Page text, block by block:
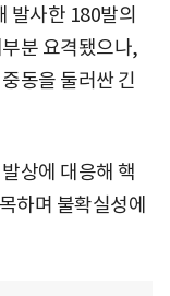
발사한 180발의
분 요격됐으나,
동을 둘러싼 긴
상에 대응해 핵
하며 불확실성에